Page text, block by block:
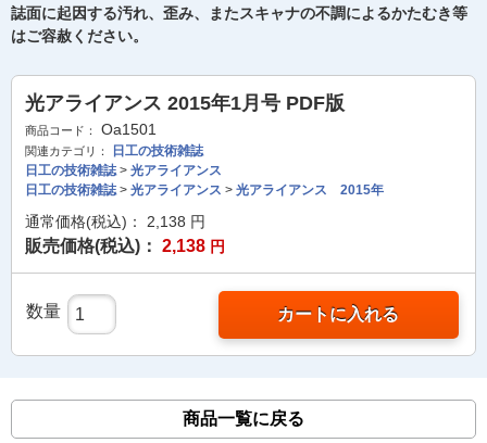
誌面に起因する汚れ、歪み、またスキャナの不調によるかたむき等
はご容赦ください。
光アライアンス 2015年1月号 PDF版
商品コード： Oa1501
関連カテゴリ：
日工の技術雑誌
日工の技術雑誌> 光アライアンス
日工の技術雑誌> 光アライアンス > 光アライアンス 2015年
通常価格(税込)： 2,138 円
販売価格(税込)： 2,138 円
数量 カートに入れる
商品一覧に戻る